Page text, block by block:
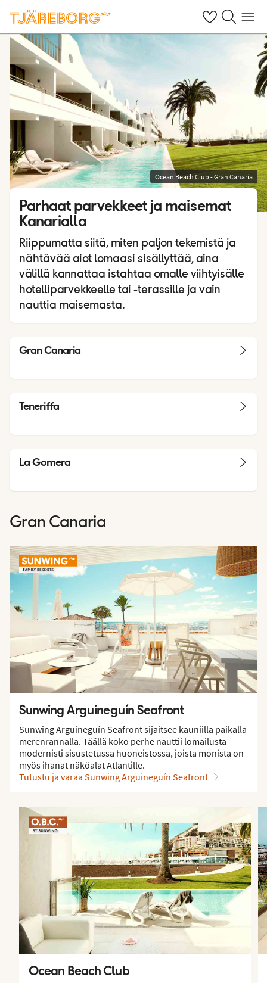
OmatHaku Valikko
Ocean Beach Club - Gran Canaria
Parhaat parvekkeet ja maisemat
Kanarialla
Riippumatta siitä, miten paljon tekemistä ja
nähtävää aiot lomaasi sisällyttää, aina
välillä kannattaa istahtaa omalle viihtyisälle
hotelliparvekkeelle tai -terassille ja vain
nauttia maisemasta.
Gran Canaria
Teneriffa
La Gomera
Gran Canaria
Sunwing Arguineguín Seafront
Sunwing Arguineguín Seafront sijaitsee kauniilla paikalla
merenrannalla. Täällä koko perhe nauttii lomailusta
modernisti sisustetussa huoneistossa, joista monista on
myös ihanat näköalat Atlantille.
Tutustu ja varaa Sunwing Arguineguín Seafront
Ocean Beach Club